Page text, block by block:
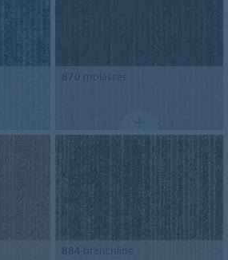
870 molasses
884 branchline